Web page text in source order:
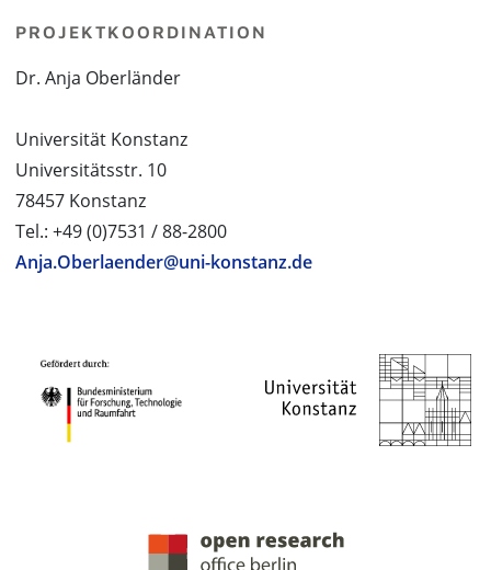
PROJEKTKOORDINATION
Dr. Anja Oberländer
Universität Konstanz
Universitätsstr. 10
78457 Konstanz
Tel.: +49 (0)7531 / 88-2800
Anja.Oberlaender@uni-konstanz.de